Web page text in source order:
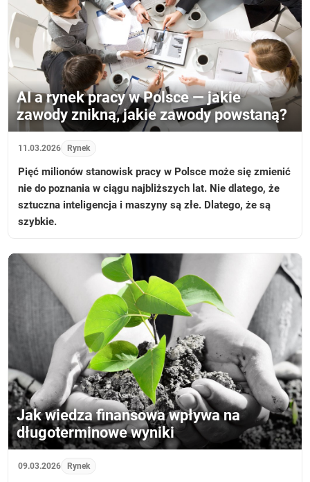
AI a rynek pracy w Polsce — jakie
zawody znikną, jakie zawody powstaną?
11.03.2026 Rynek
Pięć milionów stanowisk pracy w Polsce może się zmienić
nie do poznania w ciągu najbliższych lat. Nie dlatego, że
sztuczna inteligencja i maszyny są złe. Dlatego, że są
szybkie.
Jak wiedza finansowa wpływa na
długoterminowe wyniki
09.03.2026 Rynek